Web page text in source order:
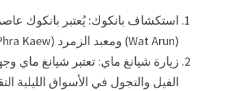
استكشاف بانكوك: يُعتبر بانكوك
(Wat Arun) ومعبد الزمرد (Wat Phra Kaew)، والتجول في أسواق الشارع ومراكز التسوق الحديثة.
زيارة شيانغ ماي: تعتبر شيانغ ماي
الفيل والتجول في الأسواق الليلية